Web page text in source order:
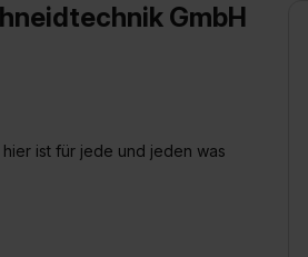
GmbH
hier ist für jede und jeden was